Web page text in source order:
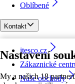
Nastavení
My a našich 18
Oblíbené
Kontakt
itesco.cz
Zákaznické
Naše obchody